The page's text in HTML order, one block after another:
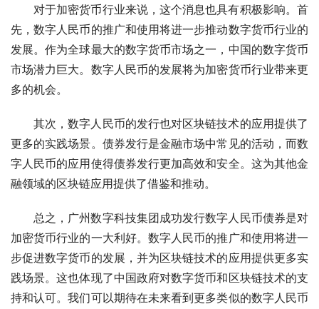
对于加密货币行业来说，这个消息也具有积极影响。首
先，数字人民币的推广和使用将进一步推动数字货币行业的
发展。作为全球最大的数字货币市场之一，中国的数字货币
市场潜力巨大。数字人民币的发展将为加密货币行业带来更
多的机会。
其次，数字人民币的发行也对区块链技术的应用提供了
更多的实践场景。债券发行是金融市场中常见的活动，而数
字人民币的应用使得债券发行更加高效和安全。这为其他金
融领域的区块链应用提供了借鉴和推动。
总之，广州数字科技集团成功发行数字人民币债券是对
加密货币行业的一大利好。数字人民币的推广和使用将进一
步促进数字货币的发展，并为区块链技术的应用提供更多实
践场景。这也体现了中国政府对数字货币和区块链技术的支
持和认可。我们可以期待在未来看到更多类似的数字人民币